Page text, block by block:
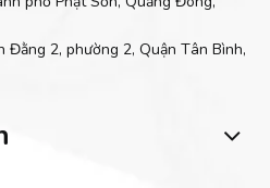
Đằng 2, phường 2, Quận Tân Bình,